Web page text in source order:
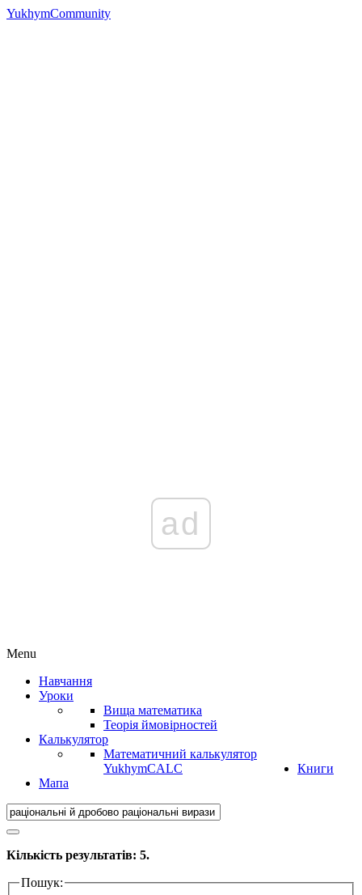
YukhymCommunity
ad
Menu
Навчання
Уроки
Вища математика
Теорія ймовірностей
Калькулятор
Математичний калькулятор
YukhymCALC
Книги
Мапа
Кількість результатів: 5.
Пошук: